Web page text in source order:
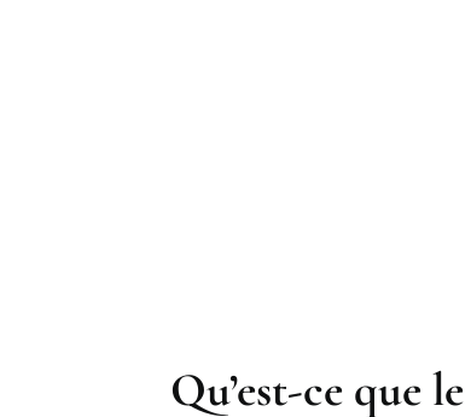
Qu’est-ce que